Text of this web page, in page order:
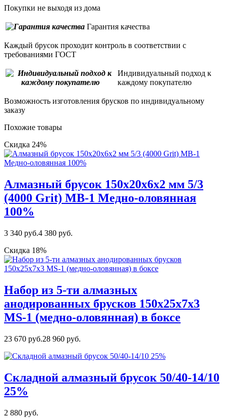
Покупки не выходя из дома
Гарантия качества
Каждый брусок проходит контроль в соответствии с
требованиями ГОСТ
Индивидуальный подход к
каждому покупателю
Возможность изготовления брусков по индивидуальному
заказу
Похожие товары
Скидка 24%
Алмазный брусок 150х20х6х2 мм 5/3
(4000 Grit) MВ-1 Медно-оловянная
100%
3 340 руб.4 380 руб.
Скидка 18%
Набор из 5-ти алмазных
анодированных брусков 150х25х7х3
MS-1 (медно-оловянная) в боксе
23 670 руб.28 960 руб.
Складной алмазный брусок 50/40-14/10
25%
2 880 руб.